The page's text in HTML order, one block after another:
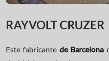
RAYVOLT CRUZER
Este fabricante de Barcelona